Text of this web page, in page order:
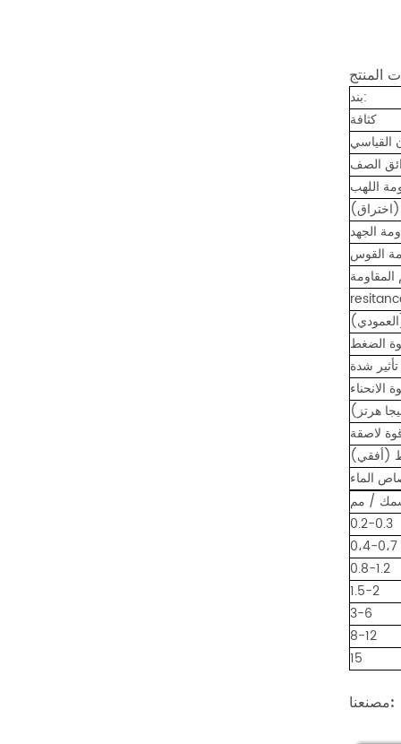
بند:
كثافة
القياسي
(اختراق)
الجهد
القوس
الضغط
شدة
الانحناء
/ مم
0.2-0.3
0،4-0،7
0.8-1.2
1.5-2
3-6
8-12
15
مصنعنا: